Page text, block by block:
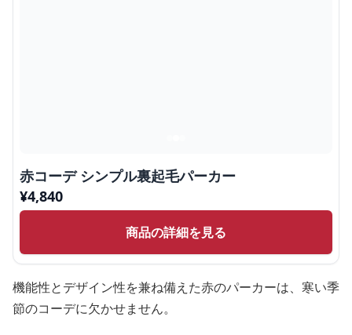
赤コーデ シンプル裏起毛パーカー
¥4,840
商品の詳細を見る
機能性とデザイン性を兼ね備えた赤のパーカーは、寒い季
節のコーデに欠かせません。